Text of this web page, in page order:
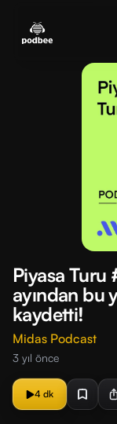
menu
Piyasa
ayından bu
kaydetti!
Midas Podcast
3 yıl önce
4 dk